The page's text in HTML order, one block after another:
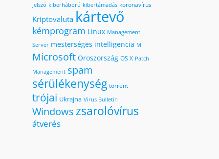
Jelszó kiberháború kibertámadás koronavírus
Kriptovaluta kártevő
kémprogram Linux Management
Server mesterséges intelligencia MI
Microsoft Oroszország OS X Patch
Management spam
sérülékenység torrent
trójai Ukrajna Virus Bulletin
Windowszsarolóvírus
átverés